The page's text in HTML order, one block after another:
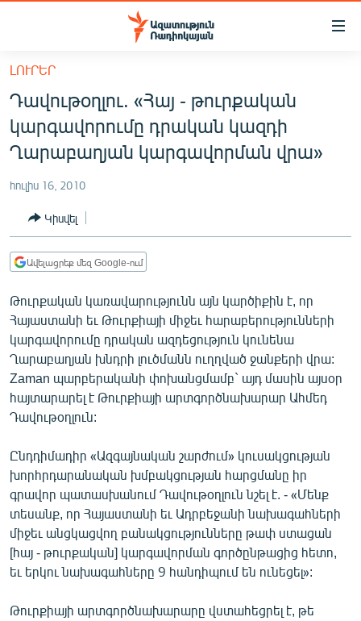
Մատչելիության
հիմնական
բովանդակությանը
Անցնել
հիմնական
մենյուին
ՀԱՅԱՍՏԱՆ
ՔԱՂԱՔԱԿԱՆ
ՀԱՍԱՐԱԿՈՒԹՅՈՒՆ
ՏՆՏԵՍՈՒԹՅՈՒՆ
ՊԱՏԵՐԱԶՄԻ 6 ՇԱԲԱԹՆԵՐԸ
ՏԱՐԱԾԱՇՐՋԱՆ
ՄԻՋԱԶԳԱՅԻՆ
ՄՇԱԿՈՒՅԹ
ՄԵԿՆԱԲԱՆՈՒԹՅՈՒՆ
ՏՏ ԵՒ ԻՆՏԵՐՆԵՏ
ԿՈՐՈՆԱՎԻՐՈՒՍ
ԱՐԽԻՎ
ՏԵՍԱՆՅՈՒԹԵՐ
ԲԱՆԱՎԵՃ
ԼՈՒՐԵՐ
Դավութօղլու. «Հայ - թուրքական
կարգավորումը դրական կազդի
Ղարաբաղյան կարգավորման վրա»
հուլիս 16, 2010
Կիսվել
Ավելացրեք մեզ Google-ում
Թուրքական կառավարությունն այն կարծիքին է, որ
Հայաստանի եւ Թուրքիայի միջեւ հարաբերությունների
կարգավորումը դրական ազդեցություն կունենա
Ղարաբաղյան խնդրի լուծմանն ուղղված ջանքերի վրա:
Zaman պարբերականի փոխանցմամբ` այդ մասին այսօր
հայտարարել է Թուրքիայի արտգործնախարար Ահմեդ
Դավութօղլուն:
Ընդդիմադիր «Ազգայնական շարժում» կուսակցության
խորհրդարանական խմբակցության հարցմանը իր
գրավոր պատասխանում Դավութօղլուն նշել է. - «Մենք
տեսանք, որ Հայաստանի եւ Ադրբեջանի նախագահների
միջեւ անցկացվող բանակցությունները թափ ստացան
[հայ - թուրքական] կարգավորման գործընթացից հետո,
եւ երկու նախագահները 9 հանդիպում են ունեցել»:
Թուրքիայի արտգործնախարարը վստահեցրել է, թե